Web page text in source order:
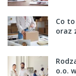
Co
oraz
o.o.